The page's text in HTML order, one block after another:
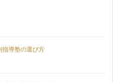
指導塾の選び方